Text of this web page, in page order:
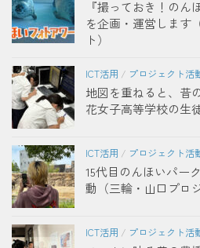
『撮っておき！のん
を企画・運営します
ト）
ICT活用 / プロジェクト活
地図を重ねると、昔
花女子高等学校の生
ICT活用 / プロジェクト活
15代目のんほいパー
動（三輪・山口プロ
ICT活用 / プロジェクト活